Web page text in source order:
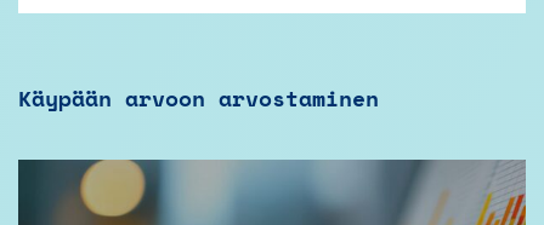
Käypään arvoon arvostaminen